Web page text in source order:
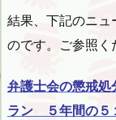
結果、下記のニュ
のです。ご参照く
弁護士会の懲戒
ラン ５年間の５